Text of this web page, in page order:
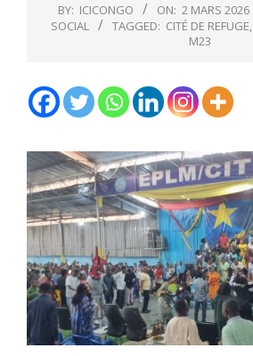
BY: ICICONGO ON: 2 MARS 2026
SOCIAL
TAGGED: CITÉ DE REFUGE,
M23